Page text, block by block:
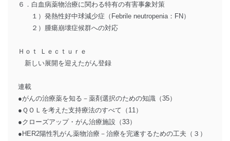
６．白血病薬物治療に関わる特有の有害事象対策
１）発熱性好中球減少症（Febrile neutropenia：FN）
２）腫瘍崩壊症候群への対応
Ｈｏｔ Ｌｅｃｔｕｒｅ
新しい展開を迎えたがん登録
連載
●がんの治療薬を知る－薬剤選択のための知識（35）
●ＱＯＬを考えた支持療法のすべて（11）
●クローズアップ・がん治療施設（33）
●HER2陽性乳がん薬物治療－治療を完遂するための工夫（３）